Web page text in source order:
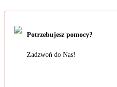
Potrzebujesz pomocy?
Zadzwoń do Nas!